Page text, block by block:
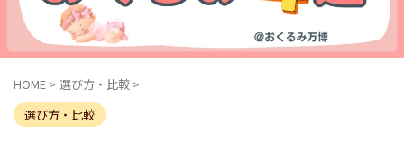
HOME > 選び方・比較 >
選び方・比較